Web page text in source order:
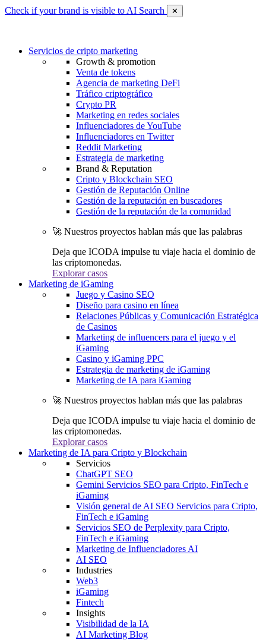
Check if your brand is visible to AI Search ✕
Servicios de cripto marketing
Growth & promotion
Venta de tokens
Agencia de marketing DeFi
Tráfico criptográfico
Crypto PR
Marketing en redes sociales
Influenciadores de YouTube
Influenciadores en Twitter
Reddit Marketing
Estrategia de marketing
Brand & Reputation
Cripto y Blockchain SEO
Gestión de Reputación Online
Gestión de la reputación en buscadores
Gestión de la reputación de la comunidad
🚀 Nuestros proyectos hablan más que las palabras
Deja que ICODA impulse tu viaje hacia el dominio de
las criptomonedas.
Explorar casos
Marketing de iGaming
Juego y Casino SEO
Diseño para casino en línea
Relaciones Públicas y Comunicación Estratégica
de Casinos
Marketing de influencers para el juego y el
iGaming
Casino y iGaming PPC
Estrategia de marketing de iGaming
Marketing de IA para iGaming
🚀 Nuestros proyectos hablan más que las palabras
Deja que ICODA impulse tu viaje hacia el dominio de
las criptomonedas.
Explorar casos
Marketing de IA para Cripto y Blockchain
Servicios
ChatGPT SEO
Gemini Servicios SEO para Cripto, FinTech e
iGaming
Visión general de AI SEO Servicios para Cripto,
FinTech e iGaming
Servicios SEO de Perplexity para Cripto,
FinTech e iGaming
Marketing de Influenciadores AI
AI SEO
Industries
Web3
iGaming
Fintech
Insights
Visibilidad de la IA
AI Marketing Blog